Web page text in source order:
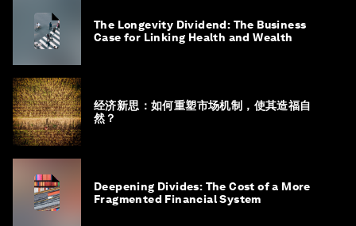
The Longevity Dividend: The Business
Case for Linking Health and Wealth
经济新思：如何重塑市场机制，使其造福自
然？
Deepening Divides: The Cost of a More
Fragmented Financial System